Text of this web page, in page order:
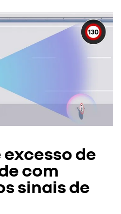
de
com
sinais de